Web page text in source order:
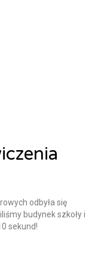
odbyła się
budynek szkoły i
sekund!